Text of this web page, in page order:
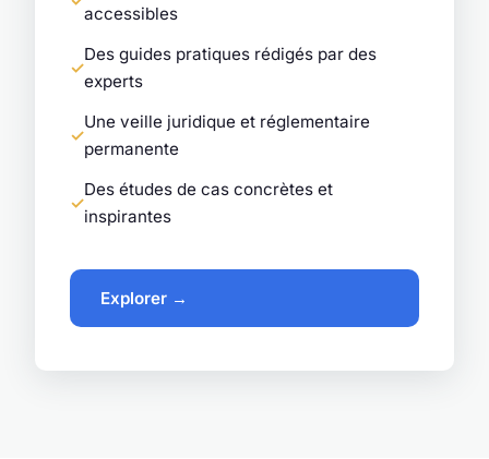
accessibles
Des guides pratiques rédigés par des
experts
Une veille juridique et réglementaire
permanente
Des études de cas concrètes et
inspirantes
Explorer →